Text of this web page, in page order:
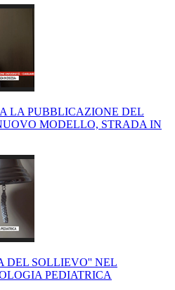
LA PUBBLICAZIONE DEL
MODELLO, STRADA IN
DEL SOLLIEVO'' NEL
PEDIATRICA